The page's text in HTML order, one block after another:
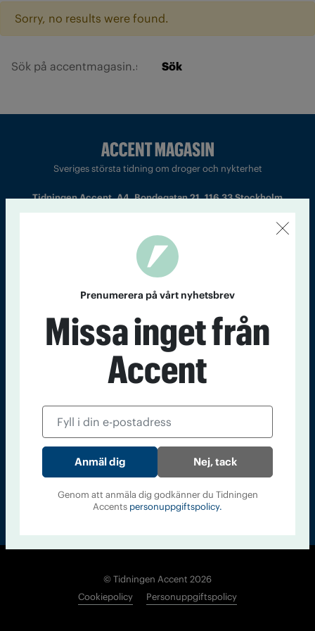
Sorry, no results were found.
Sök
Sveriges största tidning om droger och nykterhet
Tidningen Accent, A4, Bondegatan 21, 116 33 Stockholm
Chefredaktör och ansvarig utgivare: Barbro Janson Lundkvist,
barbro@a4.se.
Kontakt Om Tidningen Tidningsarkiv In English
Läs tidigare
Accent
© Tidningen Accent 2026
Cookiepolicy
Personuppgiftspolicy
Prenumerera på vårt nyhetsbrev
Missa inget från
Accent
Nej, tack
Genom att anmäla dig godkänner du Tidningen
Accents personuppgiftspolicy.